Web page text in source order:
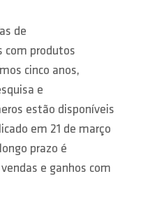
de
com produtos
cinco anos,
e
estão disponíveis
em 21 de março
prazo é
e ganhos com